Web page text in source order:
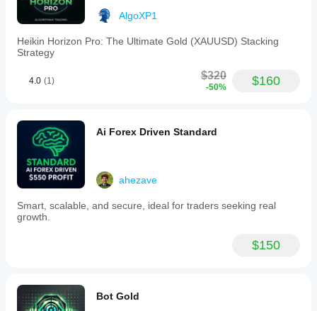
AlgoXP1
Heikin Horizon Pro: The Ultimate Gold (XAUUSD) Stacking
Strategy
4.0 (1) $320
-50% $160
Ai Forex Driven Standard
ahezave
Smart, scalable, and secure, ideal for traders seeking real
growth.
$150
Bot Gold